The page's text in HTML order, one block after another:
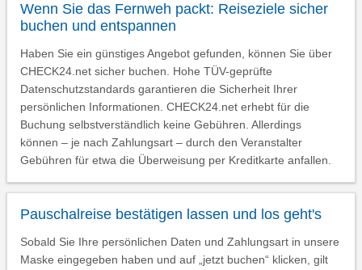
Wenn Sie das Fernweh packt: Reiseziele sicher
buchen und entspannen
Haben Sie ein günstiges Angebot gefunden, können Sie über
CHECK24.net sicher buchen. Hohe TÜV-geprüfte
Datenschutzstandards garantieren die Sicherheit Ihrer
persönlichen Informationen. CHECK24.net erhebt für die
Buchung selbstverständlich keine Gebühren. Allerdings
können – je nach Zahlungsart – durch den Veranstalter
Gebühren für etwa die Überweisung per Kreditkarte anfallen.
Pauschalreise bestätigen lassen und los geht's
Sobald Sie Ihre persönlichen Daten und Zahlungsart in unsere
Maske eingegeben haben und auf „jetzt buchen“ klicken, gilt